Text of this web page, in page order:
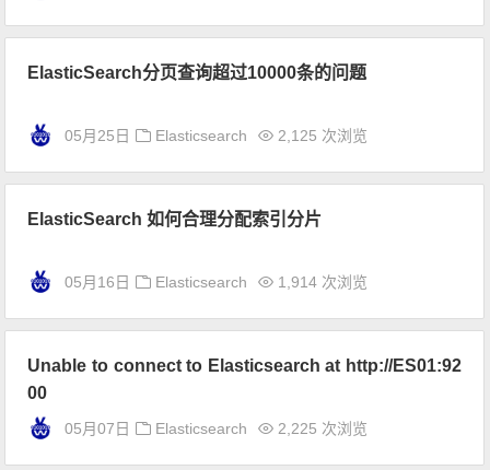
ElasticSearch分页查询超过10000条的问题
05月25日 Elasticsearch 2,125 次浏览
ElasticSearch 如何合理分配索引分片
05月16日 Elasticsearch 1,914 次浏览
Unable to connect to Elasticsearch at http://ES01:92
00
05月07日 Elasticsearch 2,225 次浏览